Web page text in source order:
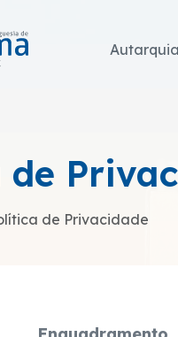
Autarquia
de
de Privacidade